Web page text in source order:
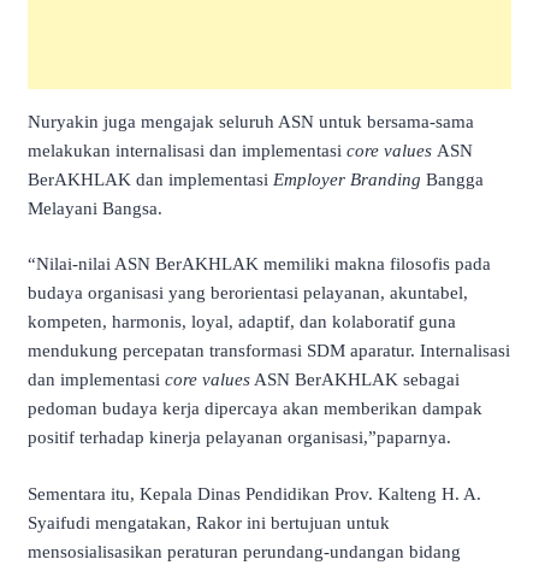
Nuryakin juga mengajak seluruh ASN untuk bersama-sama
melakukan internalisasi dan implementasi core values ASN
BerAKHLAK dan implementasi Employer Branding Bangga
Melayani Bangsa.
“Nilai-nilai ASN BerAKHLAK memiliki makna filosofis pada
budaya organisasi yang berorientasi pelayanan, akuntabel,
kompeten, harmonis, loyal, adaptif, dan kolaboratif guna
mendukung percepatan transformasi SDM aparatur. Internalisasi
dan implementasi core values ASN BerAKHLAK sebagai
pedoman budaya kerja dipercaya akan memberikan dampak
positif terhadap kinerja pelayanan organisasi,”paparnya.
Sementara itu, Kepala Dinas Pendidikan Prov. Kalteng H. A.
Syaifudi mengatakan, Rakor ini bertujuan untuk
mensosialisasikan peraturan perundang-undangan bidang